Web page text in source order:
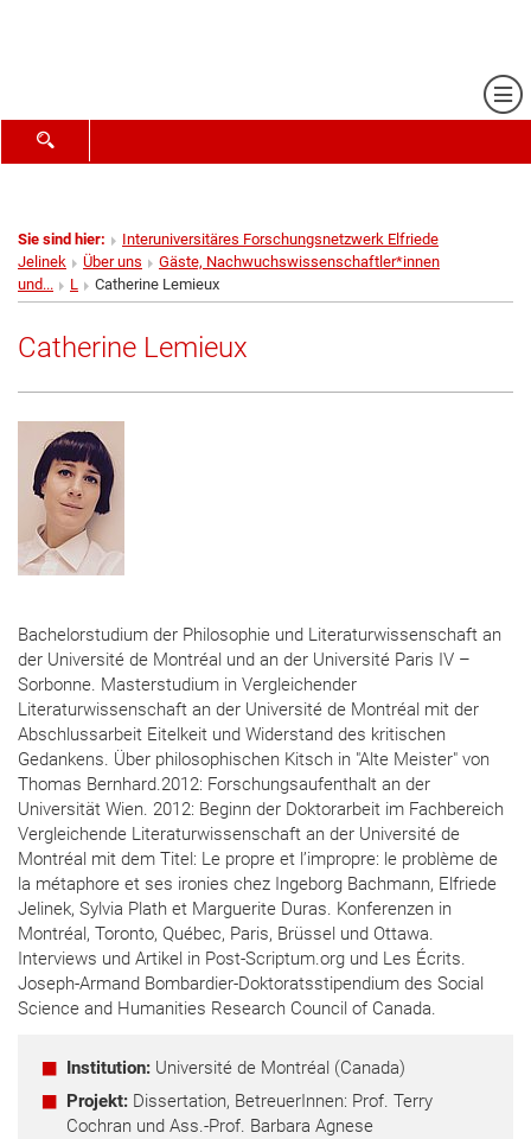
SUCHFORMULAR ÖFFNEN
Sie sind hier:
Interuniversitäres Forschungsnetzwerk Elfriede
Jelinek
Über uns
Gäste, Nachwuchswissenschaftler*innen
und...
L Catherine Lemieux
Catherine Lemieux
Bachelorstudium der Philosophie und Literaturwissenschaft an
der Université de Montréal und an der Université Paris IV –
Sorbonne. Masterstudium in Vergleichender
Literaturwissenschaft an der Université de Montréal mit der
Abschlussarbeit Eitelkeit und Widerstand des kritischen
Gedankens. Über philosophischen Kitsch in "Alte Meister" von
Thomas Bernhard.2012: Forschungsaufenthalt an der
Universität Wien. 2012: Beginn der Doktorarbeit im Fachbereich
Vergleichende Literaturwissenschaft an der Université de
Montréal mit dem Titel: Le propre et l’impropre: le problème de
la métaphore et ses ironies chez Ingeborg Bachmann, Elfriede
Jelinek, Sylvia Plath et Marguerite Duras. Konferenzen in
Montréal, Toronto, Québec, Paris, Brüssel und Ottawa.
Interviews und Artikel in Post-Scriptum.org und Les Écrits.
Joseph-Armand Bombardier-Doktoratsstipendium des Social
Science and Humanities Research Council of Canada.
Institution: Université de Montréal (Canada)
Projekt: Dissertation, BetreuerInnen: Prof. Terry
Cochran und Ass.-Prof. Barbara Agnese